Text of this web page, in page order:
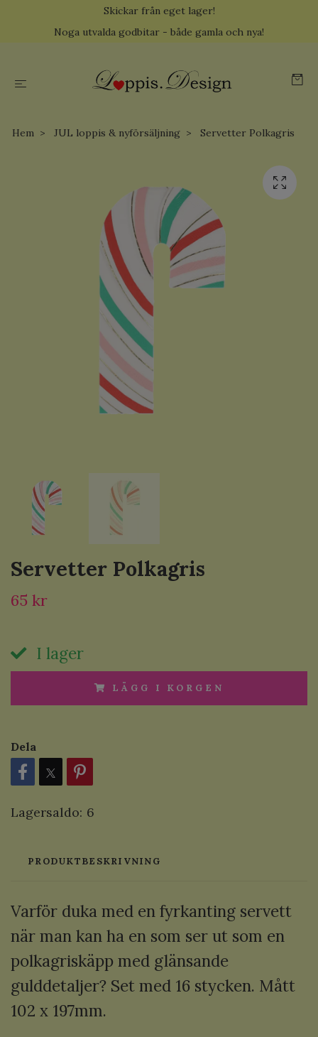
Skickar från eget lager!
Noga utvalda godbitar - både gamla och nya!
Hem JUL loppis & nyförsäljning Servetter Polkagris
Servetter Polkagris
65 kr
I lager
LÄGG I KORGEN
Dela
Lagersaldo: 6
PRODUKTBESKRIVNING
Varför duka med en fyrkanting servett
när man kan ha en som ser ut som en
polkagriskäpp med glänsande
gulddetaljer? Set med 16 stycken. Mått
102 x 197mm.